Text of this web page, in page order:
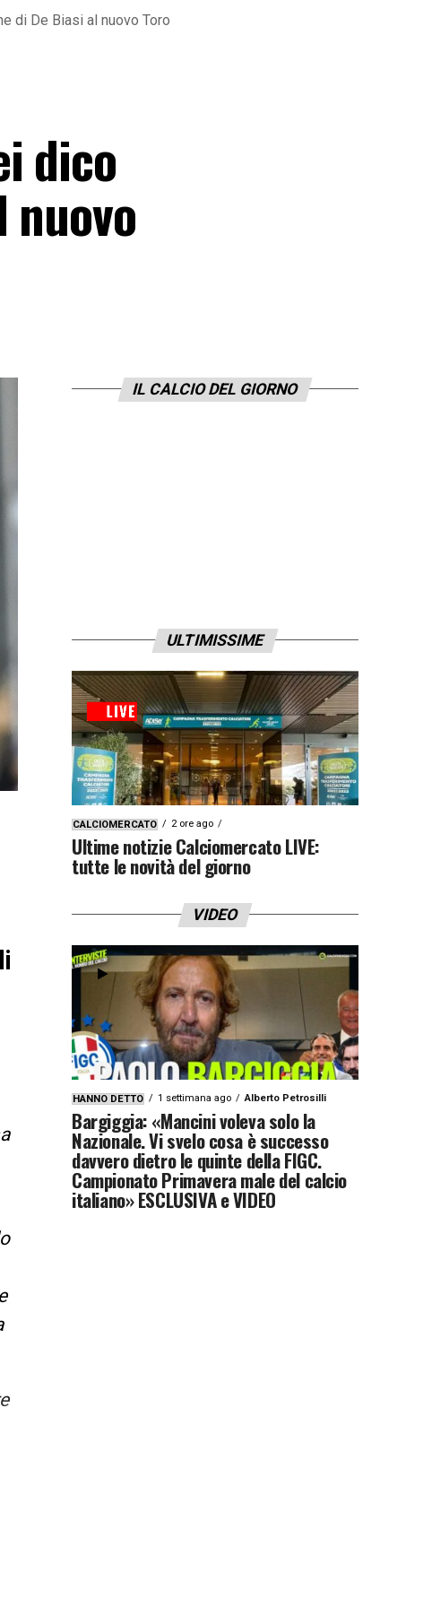
di De Biasi al nuovo Toro
dico
nuovo
IL CALCIO DEL GIORNO
ULTIMISSIME
CALCIOMERCATO 2 ore ago
Ultime notizie Calciomercato LIVE:
tutte le novità del giorno
VIDEO
HANNO DETTO 1 settimana ago Alberto Petrosilli
Bargiggia: «Mancini voleva solo la
Nazionale. Vi svelo cosa è successo
davvero dietro le quinte della FIGC.
Campionato Primavera male del calcio
italiano» ESCLUSIVA e VIDEO